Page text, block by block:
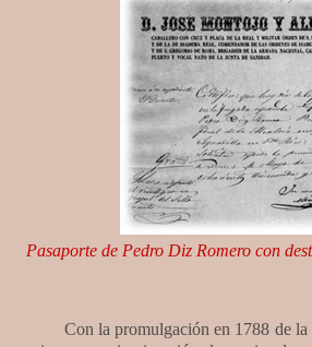
Pasaporte de Pedro Diz Romero con
Con la promulgación en 1788 de